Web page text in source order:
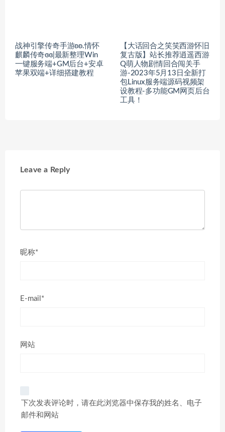
战神引擎传奇手游ʚʚ.情怀
麒麟传奇ɞɞ|最新整理Win
一键服务端+GM后台+安卓
苹果双端+详细搭建教程
【大话回合之笑笑西游怀旧
复古版】站长推荐逍遥西游
Q萌人物剧情回合闯关手
游-2023年5月13日全新打
包Linux服务端源码视频架
设教程-多功能GM网页后台
工具！
Leave a Reply
昵称*
E-mail*
网站
下次发表评论时，请在此浏览器中保存我的姓名、电子
邮件和网站